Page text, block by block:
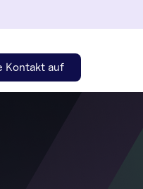
Kontakt auf